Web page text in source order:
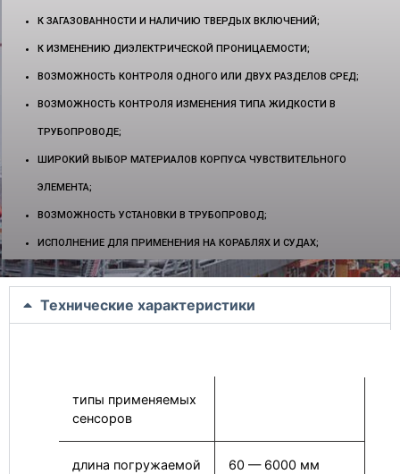
К ЗАГАЗОВАННОСТИ И НАЛИЧИЮ ТВЕРДЫХ ВКЛЮЧЕНИЙ;
К ИЗМЕНЕНИЮ ДИЭЛЕКТРИЧЕСКОЙ ПРОНИЦАЕМОСТИ;
ВОЗМОЖНОСТЬ КОНТРОЛЯ ОДНОГО ИЛИ ДВУХ РАЗДЕЛОВ СРЕД;
ВОЗМОЖНОСТЬ КОНТРОЛЯ ИЗМЕНЕНИЯ ТИПА ЖИДКОСТИ В
ТРУБОПРОВОДЕ;
ШИРОКИЙ ВЫБОР МАТЕРИАЛОВ КОРПУСА ЧУВСТВИТЕЛЬНОГО
ЭЛЕМЕНТА;
ВОЗМОЖНОСТЬ УСТАНОВКИ В ТРУБОПРОВОД;
ИСПОЛНЕНИЕ ДЛЯ ПРИМЕНЕНИЯ НА КОРАБЛЯХ И СУДАХ;
Технические характеристики
типы применяемых
сенсоров
длина погружаемой
60 — 6000 мм